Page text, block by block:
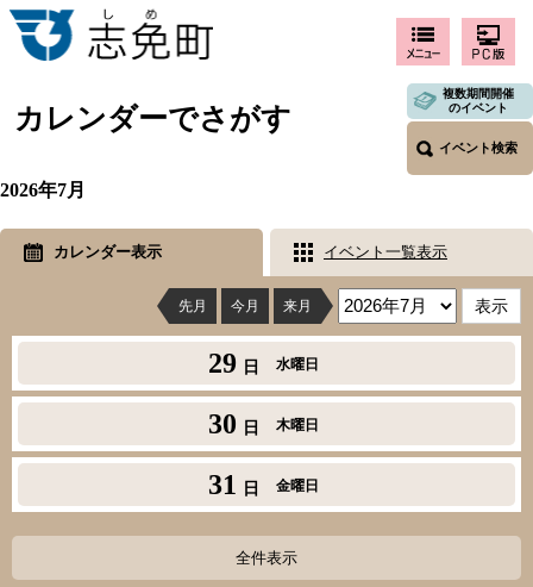
カレンダーでさがす
複数期間開催
のイベント
イベント検索
2026年7月
カレンダー表示 イベント一覧表示
先月 今月 来月
29 日 水曜日
30 日 木曜日
31 日 金曜日
全件表示